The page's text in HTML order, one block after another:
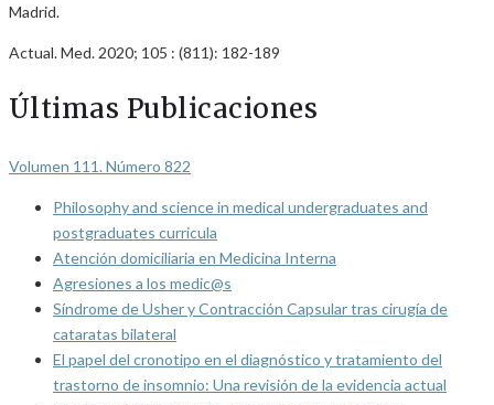
Madrid.
Actual. Med. 2020; 105 : (811): 182-189
Últimas Publicaciones
Volumen 111. Número 822
Philosophy and science in medical undergraduates and
postgraduates curricula
Atención domiciliaria en Medicina Interna
Agresiones a los medic@s
Síndrome de Usher y Contracción Capsular tras cirugía de
cataratas bilateral
El papel del cronotipo en el diagnóstico y tratamiento del
trastorno de insomnio: Una revisión de la evidencia actual